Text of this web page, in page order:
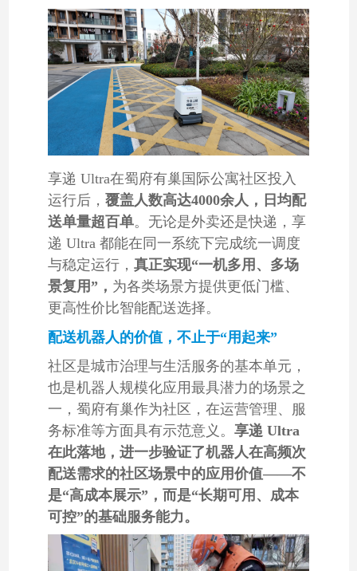
享递 Ultra在蜀府有巢国际公寓社区投入
运行后， 覆盖人数高达4000余人，日均配
送单量超百单。无论是外卖还是快递，享
递 Ultra 都能在同一系统下完成统一调度
与稳定运行， 真正实现“一机多用、多场
景复用”， 为各类场景方提供更低门槛、
更高性价比智能配送选择。
配送机器人的价值，不止于“用起来”
社区是城市治理与生活服务的基本单元，
也是机器人规模化应用最具潜力的场景之
一，蜀府有巢作为社区，在运营管理、服
务标准等方面具有示范意义。 享递 Ultra
在此落地，进一步验证了机器人在高频次
配送需求的社区场景中的应用价值——不
是“高成本展示”，而是“长期可用、成本
可控”的基础服务能力。